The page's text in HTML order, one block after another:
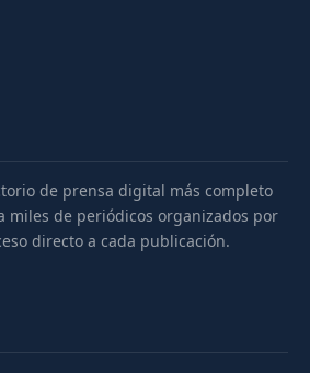
de prensa digital más completo
miles de periódicos organizados por
directo a cada publicación.